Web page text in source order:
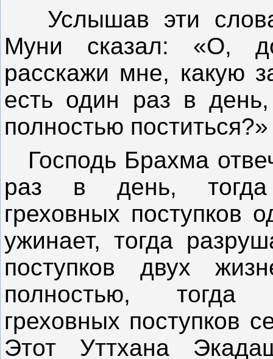
Услышав эти
Муни сказал: «О,
расскажи мне, какую
есть один раз в
полностью поститься?»
Господь Брахма
раз в день, тогда
греховных поступков
ужинает, тогда
поступков двух
полностью, тогда
греховных поступков
Этот Уттхана